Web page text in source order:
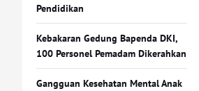
Pendidikan
Kebakaran Gedung Bapenda DKI,
100 Personel Pemadam Dikerahkan
Gangguan Kesehatan Mental Anak